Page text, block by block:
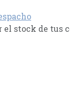
stock de tus